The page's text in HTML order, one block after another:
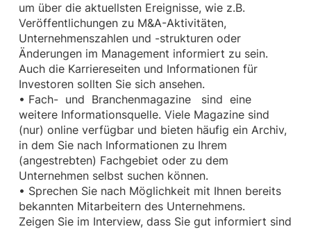
um über die aktuellsten Ereignisse, wie z.B.
Veröffentlichungen zu M&A-Aktivitäten,
Unternehmenszahlen und -strukturen oder
Änderungen im Management informiert zu sein.
Auch die Karriereseiten und Informationen für
Investoren sollten Sie sich ansehen.
• Fach- und Branchenmagazine sind eine
weitere Informationsquelle. Viele Magazine sind
(nur) online verfügbar und bieten häufig ein Archiv,
in dem Sie nach Informationen zu Ihrem
(angestrebten) Fachgebiet oder zu dem
Unternehmen selbst suchen können.
• Sprechen Sie nach Möglichkeit mit Ihnen bereits
bekannten Mitarbeitern des Unternehmens.
Zeigen Sie im Interview, dass Sie gut informiert sind